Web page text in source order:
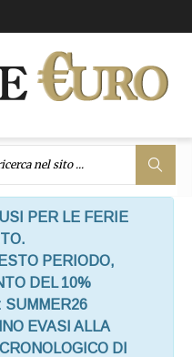
PER LE FERIE
PERIODO,
DEL 10%
SUMMER26
EVASI ALLA
DI